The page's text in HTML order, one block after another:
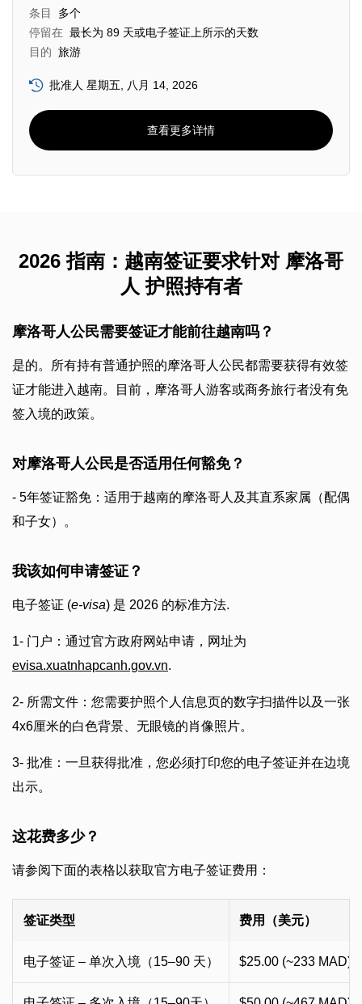
条目
多个
停留在 最长为 89 天或电子签证上所示的天数
目的 旅游
批准人 星期五, 八月 14, 2026
查看更多详情
2026 指南：越南签证要求针对 摩洛哥
人 护照持有者
摩洛哥人公民需要签证才能前往越南吗？
是的。所有持有普通护照的摩洛哥人公民都需要获得有效签
证才能进入越南。目前，摩洛哥人游客或商务旅行者没有免
签入境的政策。
对摩洛哥人公民是否适用任何豁免？
- 5年签证豁免：适用于越南的摩洛哥人及其直系家属（配偶
和子女）。
我该如何申请签证？
电子签证 (e-visa) 是 2026 的标准方法.
1- 门户：通过官方政府网站申请，网址为
evisa.xuatnhapcanh.gov.vn.
2- 所需文件：您需要护照个人信息页的数字扫描件以及一张
4x6厘米的白色背景、无眼镜的肖像照片。
3- 批准：一旦获得批准，您必须打印您的电子签证并在边境
出示。
这花费多少？
请参阅下面的表格以获取官方电子签证费用：
签证类型 费用（美元）
电子签证 – 单次入境（15–90 天） $25.00 (~233 MAD)